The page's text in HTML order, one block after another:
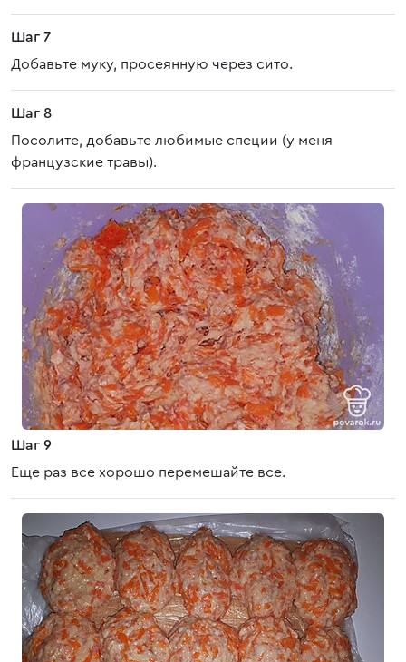
Шаг 7
Добавьте муку, просеянную через сито.
Шаг 8
Посолите, добавьте любимые специи (у меня
французские травы).
Шаг 9
Еще раз все хорошо перемешайте все.